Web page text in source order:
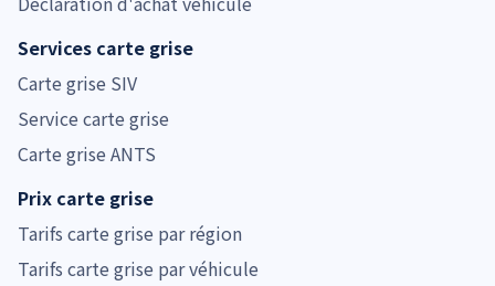
Services carte grise
Carte grise SIV
Service carte grise
Carte grise ANTS
Prix carte grise
Tarifs carte grise par région
Tarifs carte grise par véhicule